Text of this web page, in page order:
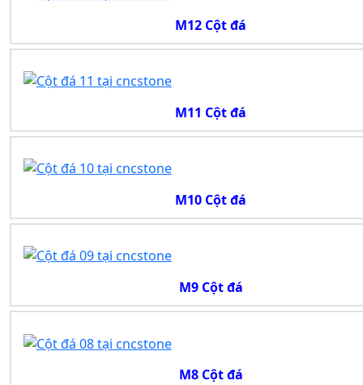
M12 Cột đá
M11 Cột đá
M10 Cột đá
M9 Cột đá
M8 Cột đá